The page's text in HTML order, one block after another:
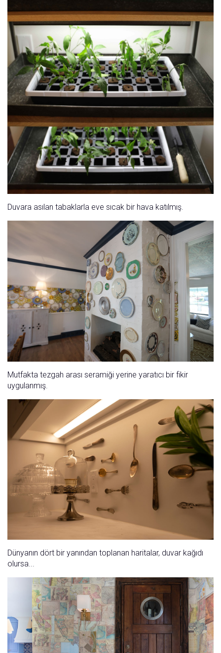
Duvara asılan tabaklarla eve sıcak bir hava katılmış.
Mutfakta tezgah arası seramiği yerine yaratıcı bir fikir
uygulanmış.
Dünyanın dört bir yanından toplanan haritalar, duvar kağıdı
olursa...